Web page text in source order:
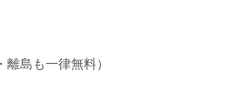
島も一律無料）